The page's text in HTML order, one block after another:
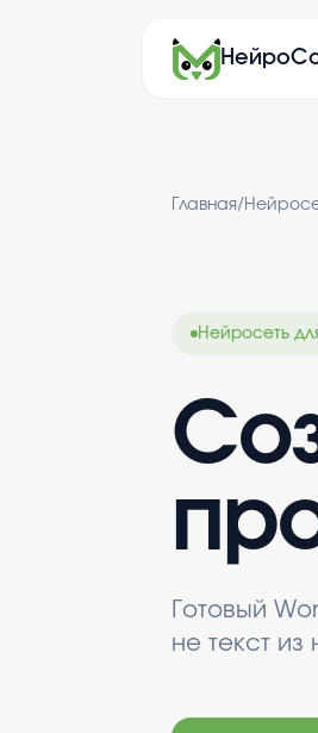
Главная/
Нейросеть
Готовый
не текст из